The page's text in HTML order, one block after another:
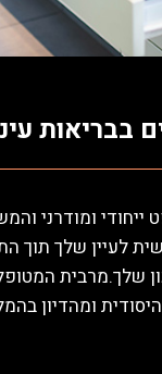
בבריאות
ומודרני
לעיין שלך תוך
שלך.מרבית
ומהדיון